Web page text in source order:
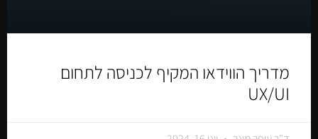
מדריך הווידאו המקיף לכניסה לתחום
UX/UI